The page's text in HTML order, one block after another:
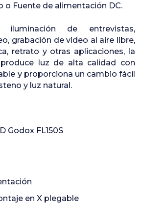
o Fuente de alimentación DC.
iluminación de entrevistas,
grabación de video al aire libre,
retrato y otras aplicaciones, la
luz de alta calidad con
y proporciona un cambio fácil
y luz natural.
Godox FL150S
en X plegable